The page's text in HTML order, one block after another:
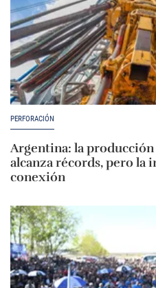
PERFORACIÓN
Argentina: la producción
alcanza récords, pero la
conexión